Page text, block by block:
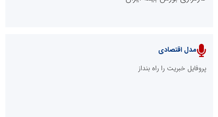
پایگاه خبری نهضت ملی مسکن
مدل اقتصادی
پروفایل خبریت را راه بنداز